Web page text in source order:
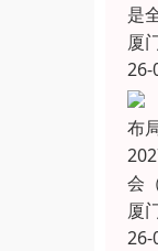
是
厦
26-
布
会
厦
26-